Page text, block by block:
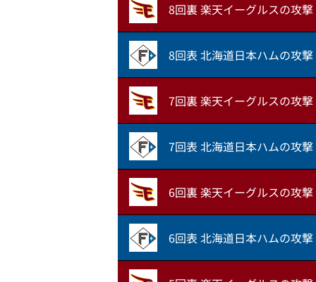
8回裏 楽天イーグルスの攻撃
8回表 北海道日本ハムの攻撃
7回裏 楽天イーグルスの攻撃
7回表 北海道日本ハムの攻撃
6回裏 楽天イーグルスの攻撃
6回表 北海道日本ハムの攻撃